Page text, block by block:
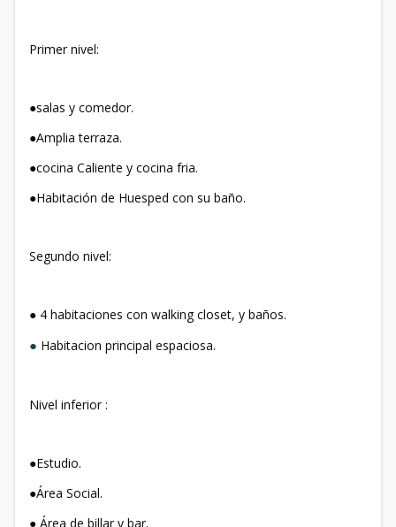
Primer nivel:
●salas y comedor.
●Amplia terraza.
●cocina Caliente y cocina fria.
●Habitación de Huesped con su baño.
Segundo nivel:
● 4 habitaciones con walking closet, y baños.
● Habitacion principal espaciosa.
Nivel inferior :
●Estudio.
●Área Social.
● Área de billar y bar.